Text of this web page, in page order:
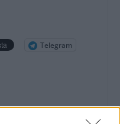
Telegram